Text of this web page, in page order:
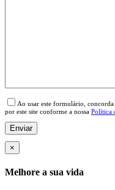
Ao usar este formulário,
por este site conforme a nossa Política
×
Melhore a sua vida